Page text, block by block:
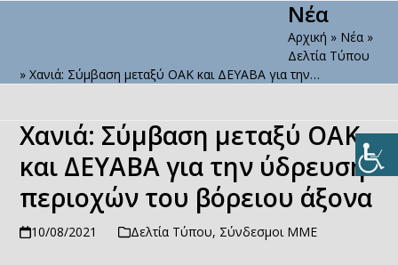
menu
menu
Νέα
Αρχική » Νέα»
Δελτία Τύπου
»Χανιά: Σύμβαση μεταξύ ΟΑΚ και ΔΕΥΑΒΑ για την…
Χανιά: Σύμβαση μεταξύ ΟΑΚ
και ΔΕΥΑΒΑ για την ύδρευση
περιοχών του βόρειου άξονα
10/08/2021 Δελτία Τύπου, Σύνδεσμοι ΜΜΕ